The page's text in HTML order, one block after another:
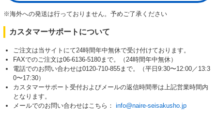
※海外への発送は行っておりません。予めご了承ください
カスタマーサポートについて
ご注文は当サイトにて24時間年中無休で受け付けております。
FAXでのご注文は06-6136-5180まで。（24時間年中無休）
電話でのお問い合わせは0120-710-855まで。（平日9:30〜12:00／13:3
0〜17:30）
カスタマーサポート受付およびメールの返信時間帯は上記営業時間内
となります。
メールでのお問い合わせはこちら： info@naire-seisakusho.jp